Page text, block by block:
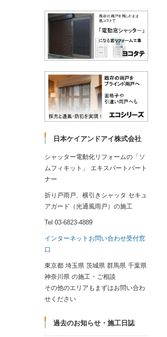
日本ケイアンドアイ株式会社
シャッター電動化リフォームの「ソ
ムフィキット」 エキスパートパート
ナー
折り戸雨戸、横引きシャッタ セキュ
アガード（光通風雨戸）の施工
Tel 03-6823-4889
インターネットお問い合わせ受付窓
口
東京都 埼玉県 茨城県 群馬県 千葉県
神奈川県 の施工・ご相談
その他のエリアもまずはお問い合わ
せください
過去のお知らせ・施工日誌